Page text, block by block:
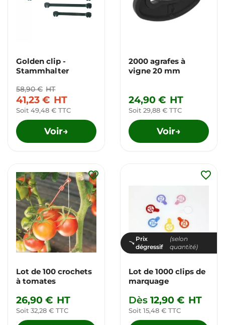
Golden clip -
Stammhalter
58,90 € HT
41,23 € HT
Soit 49,48 € TTC
Voir→
2000 agrafes à
vigne 20 mm
24,90 € HT
Soit 29,88 € TTC
Voir→
Lot de 100 crochets
à tomates
26,90 € HT
Soit 32,28 € TTC
favorite_border
Prix
dégressif
(selon
quantité)
Lot de 1000 clips de
marquage
Dès 12,90 € HT
Soit 15,48 € TTC
favorite_border